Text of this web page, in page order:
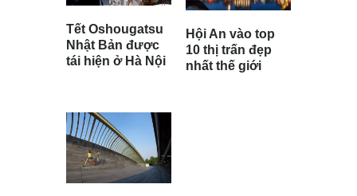
Tết Oshougatsu
Nhật Bản được
tái hiện ở Hà Nội
Hội An vào top
10 thị trấn đẹp
nhất thế giới